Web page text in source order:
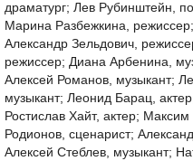
драматург; Лев Рубинштейн,
Марина Разбежкина,
Александр Зельдович,
режиссер; Диана Арбенина,
Алексей Романов, музыкант;
музыкант; Леонид Барац,
Ростислав Хайт, актер;
Родионов, сценарист;
Алексей Стеблев, музыкант;